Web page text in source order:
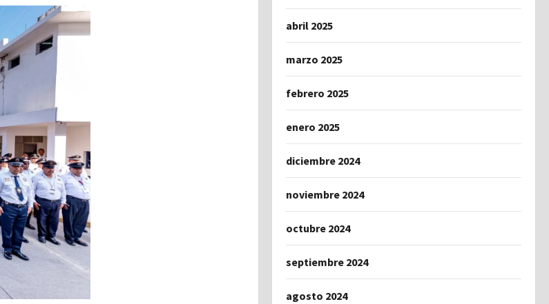
abril 2025
marzo 2025
febrero 2025
enero 2025
diciembre 2024
noviembre 2024
octubre 2024
septiembre 2024
agosto 2024